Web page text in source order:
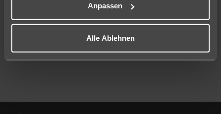
Anpassen
Alle Ablehnen
Mehr Filter anzeigen